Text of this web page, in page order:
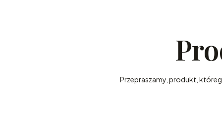
Przepraszamy, produkt,